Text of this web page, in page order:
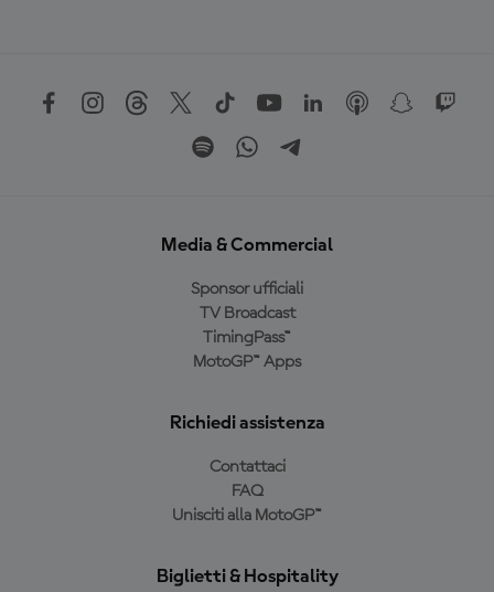
Media & Commercial
Sponsor ufficiali
TV Broadcast
TimingPass™
MotoGP™ Apps
Richiedi assistenza
Contattaci
FAQ
Unisciti alla MotoGP™
Biglietti & Hospitality